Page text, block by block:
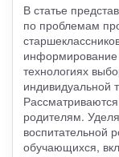
В статье
по проблемам
технологиях
индивидуальной
родителям.
воспитательной
обучающихся,